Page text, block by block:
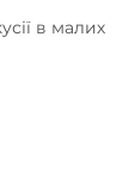
в малих